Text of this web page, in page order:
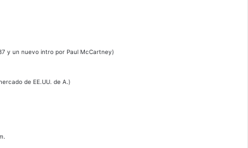
y un nuevo intro por Paul McCartney)
de EE.UU. de A.)